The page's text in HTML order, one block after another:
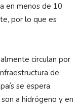
en menos de 10
por lo que es
circulan por
de
se espera
a hidrógeno y en